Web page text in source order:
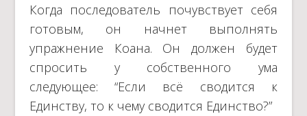
Когда последователь почувствует себя
готовым, он начнет выполнять
упражнение Коана. Он должен будет
спросить у собственного ума
следующее: “Если всё сводится к
Единству, то к чему сводится Единство?”